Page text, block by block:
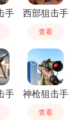
行下载。
手 西部狙击手
查看
手 神枪狙击手
查看